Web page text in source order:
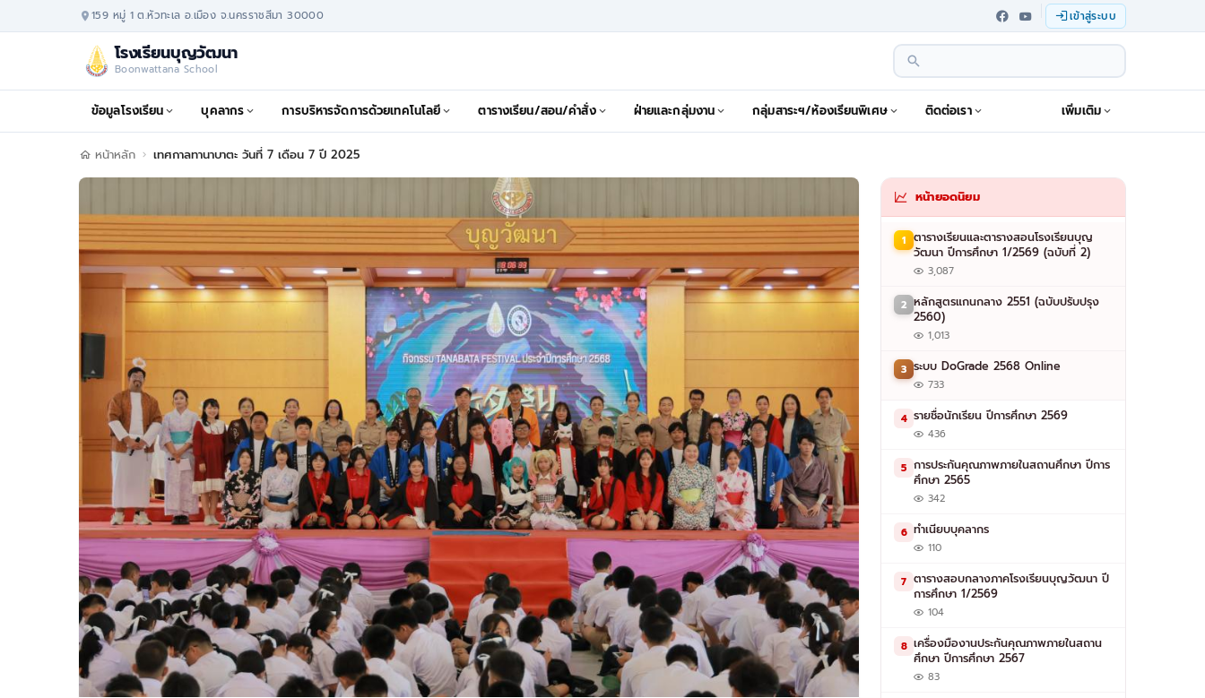
159 หมู่ 1 ต.หัวทะเล อ.เมือง จ.นครราชสีมา 30000 เข้าสู่ระบบ
โรงเรียนบุญวัฒนา
Boonwattana School
ข้อมูลโรงเรียน บุคลากร การบริหารจัดการด้วยเทคโนโลยี ตารางเรียน/สอน/คำสั่ง ฝ่ายและกลุ่มงาน กลุ่มสาระฯ/ห้องเรียนพิเศษ ติดต่อเรา เพิ่มเติม
หน้าหลัก เทศกาลทานาบาตะ วันที่ 7 เดือน 7 ปี 2025
หน้ายอดนิยม
1 ตารางเรียนและตารางสอนโรงเรียนบุญ
วัฒนา ปีการศึกษา 1/2569 (ฉบับที่ 2)
3,087
2 หลักสูตรแกนกลาง 2551 (ฉบับปรับปรุง
2560)
1,013
3 ระบบ DoGrade 2568 Online
733
4 รายชื่อนักเรียน ปีการศึกษา 2569
436
5 การประกันคุณภาพภายในสถานศึกษา ปีการ
ศึกษา 2565
342
6 ทำเนียบบุคลากร
110
7 ตารางสอบกลางภาคโรงเรียนบุญวัฒนา ปี
การศึกษา 1/2569
104
8 เครื่องมืองานประกันคุณภาพภายในสถาน
ศึกษา ปีการศึกษา 2567
83